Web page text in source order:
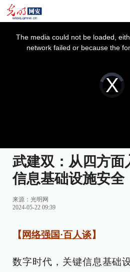
Video
Player
loading.
The media could not be loaded,
network failed or because the
武建双：从四方面
信息基础设施安全
来源： 光明网
2024-05-22 09:39
【 网络强国·百人谈】
数字时代，关键信息基础